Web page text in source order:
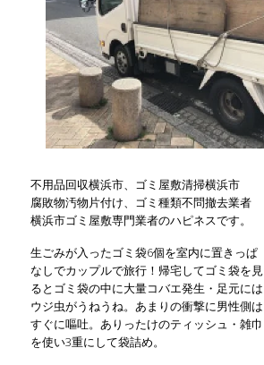
不用品回収横浜市、ゴミ屋敷清掃横浜市
腐敗物汚物片付け、ゴミ種類不問撤去業者
横浜市ゴミ屋敷専門業者のハピネスです。
生ごみが入ったゴミ袋6個を室内に置きっぱ
なしでカップルで旅行！帰宅してゴミ袋を見
るとゴミ袋の中に大量コバエ発生・足元には
ウジ虫がうねうね。あまりの衝撃に男性側は
すぐに嘔吐。ありったけのティッシュ・雑巾
を使い3重にして袋詰め。